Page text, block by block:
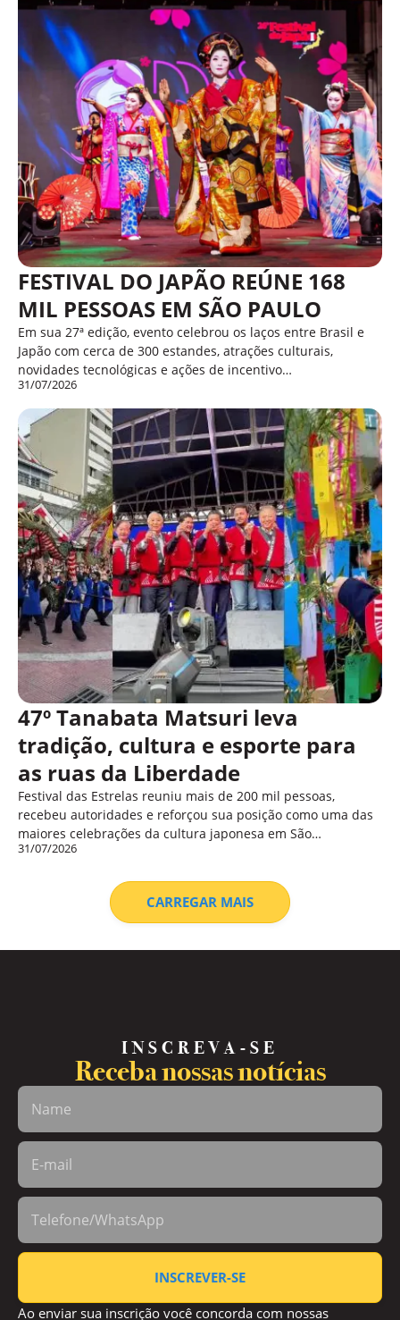
FESTIVAL DO JAPÃO REÚNE 168
MIL PESSOAS EM SÃO PAULO
Em sua 27ª edição, evento celebrou os laços entre Brasil e
Japão com cerca de 300 estandes, atrações culturais,
novidades tecnológicas e ações de incentivo…
31/07/2026
47º Tanabata Matsuri leva
tradição, cultura e esporte para
as ruas da Liberdade
Festival das Estrelas reuniu mais de 200 mil pessoas,
recebeu autoridades e reforçou sua posição como uma das
maiores celebrações da cultura japonesa em São…
31/07/2026
CARREGAR MAIS
INSCREVA-SE
Receba nossas notícias
INSCREVER-SE
Ao enviar sua inscrição você concorda com nossas